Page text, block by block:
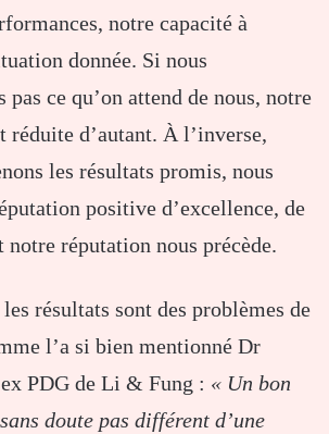
notre capacité à
donnée. Si nous
pas ce qu’on attend de nous, notre
réduite d’autant. À l’inverse,
les résultats promis, nous
positive d’excellence, de
réputation nous précède.
résultats sont des problèmes de
l’a si bien mentionné Dr
PDG de Li & Fung : « Un bon
doute pas différent d’une